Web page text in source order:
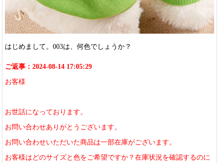
はじめまして。003は、何色でしょうか？
ご返事：2024-08-14 17:05:29
お客様
お世話になっております。
お問い合わせありがとうございます。
お問い合わせいただいた商品は一部在庫がございます。
お客様はどのサイズと色をご希望ですか？在庫状況を確認するのに